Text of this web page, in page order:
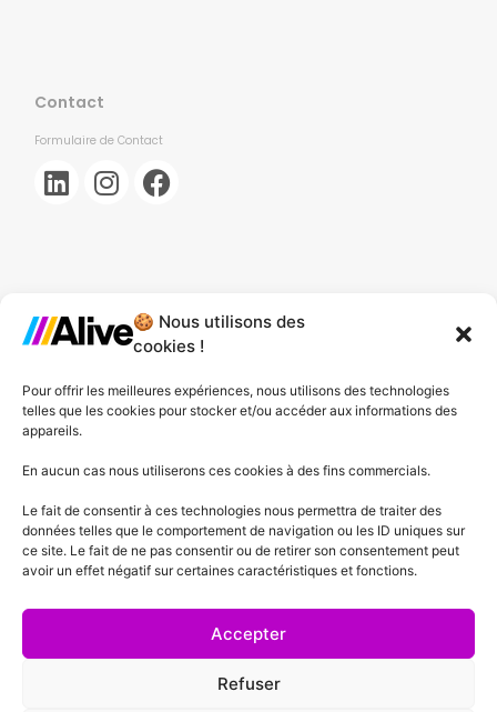
🍪 Nous utilisons des
cookies !
Pour offrir les meilleures expériences, nous utilisons des technologies
telles que les cookies pour stocker et/ou accéder aux informations des
appareils.
En aucun cas nous utiliserons ces cookies à des fins commercials.
Le fait de consentir à ces technologies nous permettra de traiter des
données telles que le comportement de navigation ou les ID uniques sur
ce site. Le fait de ne pas consentir ou de retirer son consentement peut
avoir un effet négatif sur certaines caractéristiques et fonctions.
Accepter
Refuser
Contact
Formulaire de Contact
Agence de Lille
Agence de Plessis-Pâté
Agence d'Angers
Agence de Lyon
Agence de Cannes